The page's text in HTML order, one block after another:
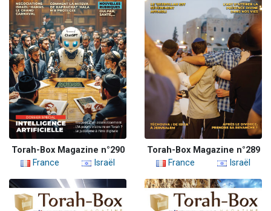
Torah-Box Magazine n°290
France
Israël
Torah-Box Magazine n°289
France
Israël